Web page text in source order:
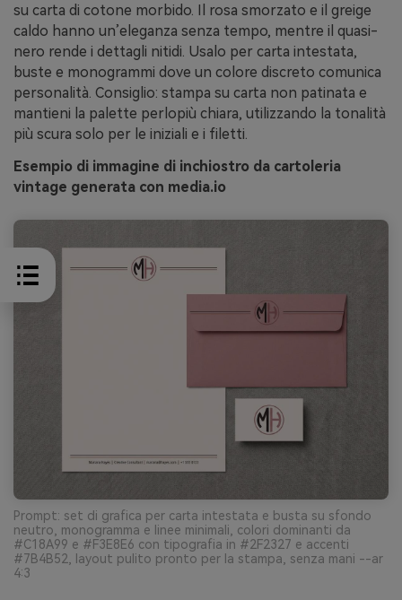
su carta di cotone morbido. Il rosa smorzato e il greige
caldo hanno un’eleganza senza tempo, mentre il quasi-
nero rende i dettagli nitidi. Usalo per carta intestata,
buste e monogrammi dove un colore discreto comunica
personalità. Consiglio: stampa su carta non patinata e
mantieni la palette perlopiù chiara, utilizzando la tonalità
più scura solo per le iniziali e i filetti.
Esempio di immagine di inchiostro da cartoleria
vintage generata con media.io
Prompt: set di grafica per carta intestata e busta su sfondo
neutro, monogramma e linee minimali, colori dominanti da
#C18A99 e #F3E8E6 con tipografia in #2F2327 e accenti
#7B4B52, layout pulito pronto per la stampa, senza mani --ar
4:3